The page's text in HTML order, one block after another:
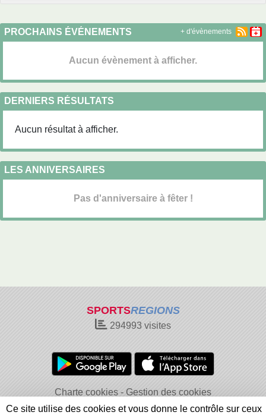
PROCHAINS ÉVÉNEMENTS
Aucun évènement à afficher.
+ d'évènements
DERNIERS RÉSULTATS
Aucun résultat à afficher.
LES ANNIVERSAIRES
Pas d'anniversaire à fêter !
SPORTSREGIONS
294993 visites
Charte cookies
Gestion des cookies
Informations légales
Signaler un contenu inapproprié
Ce site utilise des cookies et vous donne le contrôle sur ceux